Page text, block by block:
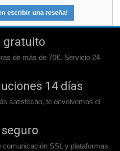
escribir una reseña!
gratuito
de más de 70€. Servicio 24
14 días
satisfecho, te devolvemos el
comunicación SSL y plataformas